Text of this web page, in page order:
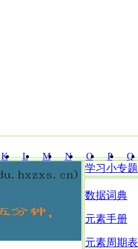
K L M N O P Q
学习小专题
数据词典
元素手册
元素周期表